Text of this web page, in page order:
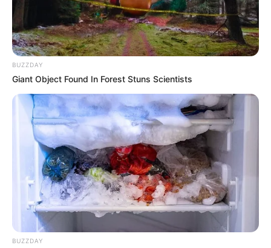
Weiter siehe unterSilvesterveranstaltungen
Deutschlandweit Veranstaltung kostenlos
eintragen:
Gaststätten und Restaurants sind auch über Google Maps
zu finden. Aber dort gibt es Geotracking und
Cookietracking. Dieses Angebot ist also mit Vorsicht zu
genießen. Außerdem werden die Einträge auf Google
nicht gepflegt, weshalb dort zunehmend Gaststätten
eingetragen sind, die nicht mehr existieren.
BUZZDAY
Giant Object Found In Forest Stuns Scientists
BUZZDAY